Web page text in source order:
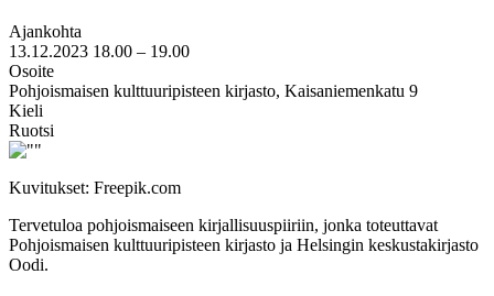
Ajankohta
13.12.2023 18.00 – 19.00
Osoite
Pohjoismaisen kulttuuripisteen kirjasto, Kaisaniemenkatu 9
Kieli
Ruotsi
Kuvitukset: Freepik.com
Tervetuloa pohjoismaiseen kirjallisuuspiiriin, jonka toteuttavat
Pohjoismaisen kulttuuripisteen kirjasto ja Helsingin keskustakirjasto
Oodi.